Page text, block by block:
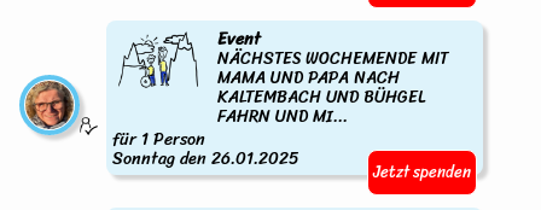
Event
NÄCHSTES WOCHEMENDE MIT
MAMA UND PAPA NACH
KALTEMBACH UND BÜHGEL
FAHRN UND MI...
für 1 Person
Sonntag den 26.01.2025 Jetzt spenden